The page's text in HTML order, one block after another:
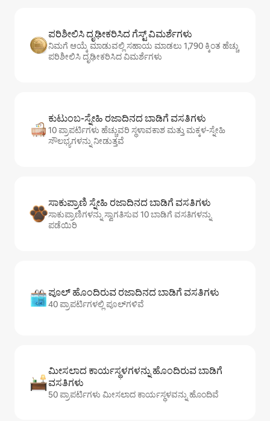
ಪರಿಶೀಲಿಸಿ ದೃಢೀಕರಿಸಿದ ಗೆಸ್ಟ್ ವಿಮರ್ಶೆಗಳು
ನಿಮಗೆ ಆಯ್ಕೆ ಮಾಡುವಲ್ಲಿ ಸಹಾಯ ಮಾಡಲು 1,790 ಕ್ಕಿಂತ ಹೆಚ್ಚು
ಪರಿಶೀಲಿಸಿ ದೃಢೀಕರಿಸಿದ ವಿಮರ್ಶೆಗಳು
ಕುಟುಂಬ-ಸ್ನೇಹಿ ರಜಾದಿನದ ಬಾಡಿಗೆ ವಸತಿಗಳು
10 ಪ್ರಾಪರ್ಟಿಗಳು ಹೆಚ್ಚುವರಿ ಸ್ಥಳಾವಕಾಶ ಮತ್ತು ಮಕ್ಕಳ-ಸ್ನೇಹಿ
ಸೌಲಭ್ಯಗಳನ್ನು ನೀಡುತ್ತವೆ
ಸಾಕುಪ್ರಾಣಿ ಸ್ನೇಹಿ ರಜಾದಿನದ ಬಾಡಿಗೆ ವಸತಿಗಳು
ಸಾಕುಪ್ರಾಣಿಗಳನ್ನು ಸ್ವಾಗತಿಸುವ 10 ಬಾಡಿಗೆ ವಸತಿಗಳನ್ನು
ಪಡೆಯಿರಿ
ಪೂಲ್ ಹೊಂದಿರುವ ರಜಾದಿನದ ಬಾಡಿಗೆ ವಸತಿಗಳು
40 ಪ್ರಾಪರ್ಟಿಗಳಲ್ಲಿ ಪೂಲ್‌‌‌‌‌‌‌‌‌ಗಳಿವೆ
ಮೀಸಲಾದ ಕಾರ್ಯಸ್ಥಳಗಳನ್ನು ಹೊಂದಿರುವ ಬಾಡಿಗೆ
ವಸತಿಗಳು
50 ಪ್ರಾಪರ್ಟಿಗಳು ಮೀಸಲಾದ ಕಾರ್ಯಸ್ಥಳವನ್ನು ಹೊಂದಿವೆ